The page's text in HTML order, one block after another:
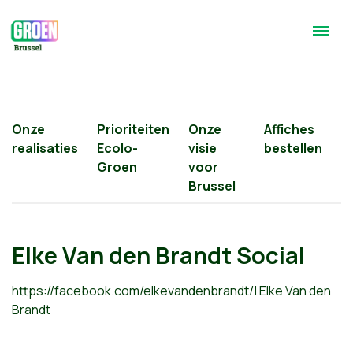
Onze
realisaties
Prioriteiten
Ecolo-
Groen
Onze
visie
voor
Brussel
Affiches
bestellen
Elke Van den Brandt Social
https://facebook.com/elkevandenbrandt/| Elke Van den
Brandt